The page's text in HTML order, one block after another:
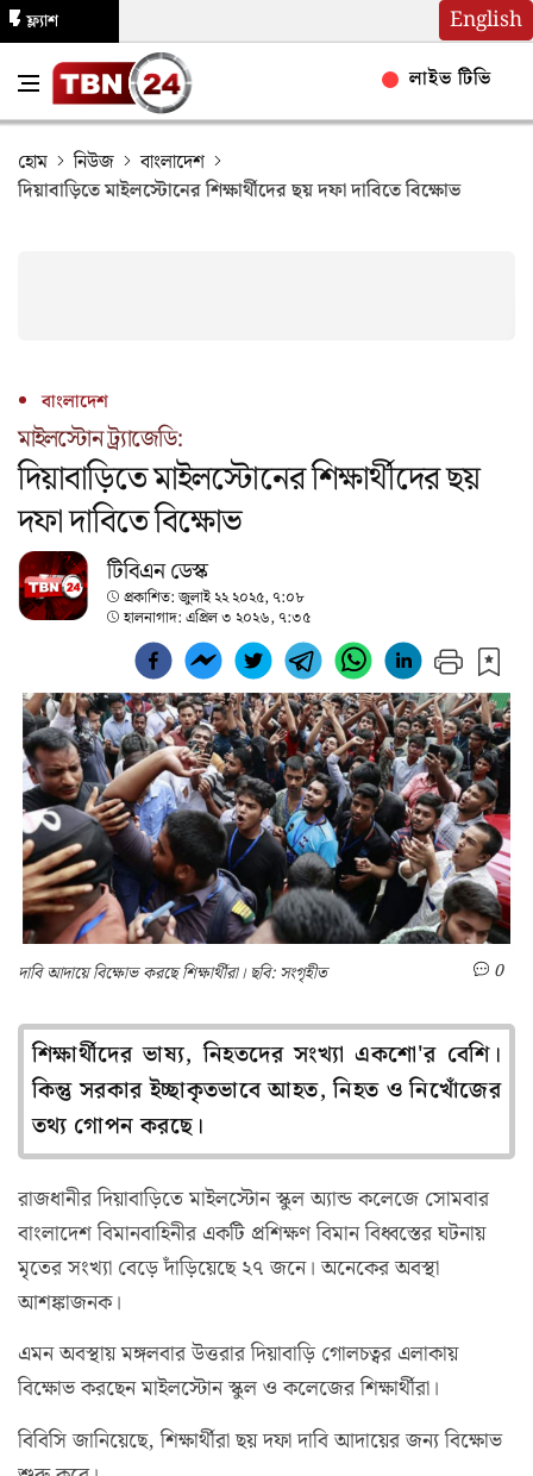
English
ফ্ল্যাশ
লাইভ টিভি
হোম নিউজ
বাংলাদেশ
দিয়াবাড়িতে মাইলস্টোনের শিক্ষার্থীদের ছয় দফা দাবিতে বিক্ষোভ
বাংলাদেশ
মাইলস্টোন ট্র্যাজেডি:
দিয়াবাড়িতে মাইলস্টোনের শিক্ষার্থীদের ছয়
দফা দাবিতে বিক্ষোভ
টিবিএন ডেস্ক
প্রকাশিত:জুলাই ২২ ২০২৫, ৭:০৮
হালনাগাদ: এপ্রিল ৩ ২০২৬, ৭:৩৫
দাবি আদায়ে বিক্ষোভ করছে শিক্ষার্থীরা। ছবি: সংগৃহীত 0
শিক্ষার্থীদের ভাষ্য, নিহতদের সংখ্যা একশো'র বেশি।
কিন্তু সরকার ইচ্ছাকৃতভাবে আহত, নিহত ও নিখোঁজের
তথ্য গোপন করছে।
রাজধানীর দিয়াবাড়িতে মাইলস্টোন স্কুল অ্যান্ড কলেজে সোমবার
বাংলাদেশ বিমানবাহিনীর একটি প্রশিক্ষণ বিমান বিধ্বস্তের ঘটনায়
মৃতের সংখ্যা বেড়ে দাঁড়িয়েছে ২৭ জনে। অনেকের অবস্থা
আশঙ্কাজনক।
এমন অবস্থায় মঙ্গলবার উত্তরার দিয়াবাড়ি গোলচত্বর এলাকায়
বিক্ষোভ করছেন মাইলস্টোন স্কুল ও কলেজের শিক্ষার্থীরা।
বিবিসি জানিয়েছে, শিক্ষার্থীরা ছয় দফা দাবি আদায়ের জন্য বিক্ষোভ